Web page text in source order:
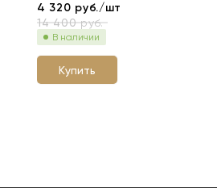
4 320 руб./шт
14 400руб.
В наличии
Купить